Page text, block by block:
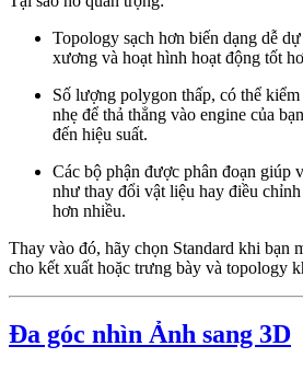
Topology sạch hơn biến dạng dễ
xương và hoạt hình hoạt động tốt
Số lượng polygon thấp, có thể
nhẹ để thả thẳng vào engine của
đến hiệu suất.
Các bộ phận được phân đoạn giúp
như thay đổi vật liệu hay điều
hơn nhiều.
Thay vào đó, hãy chọn Standard khi bạn
cho kết xuất hoặc trưng bày và topology
Đa góc nhìn Ảnh sang 3D